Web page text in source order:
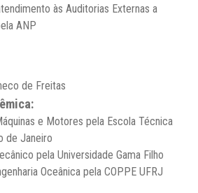
às Auditorias Externas a
ANP
de Freitas
e Motores pela Escola Técnica
de Janeiro
pela Universidade Gama Filho
Oceânica pela COPPE UFRJ